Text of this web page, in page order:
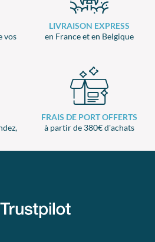
vos
LIVRAISON EXPRESS
en France et en Belgique
FRAIS DE PORT OFFERTS
à partir de 380€ d'achats